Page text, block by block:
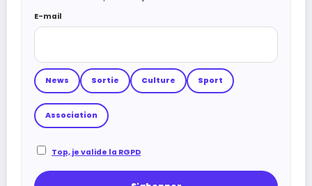
E-mail
News Sortie Culture Sport
Association
Top, je valide la RGPD